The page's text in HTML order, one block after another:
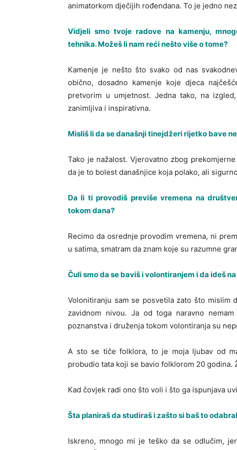
animatorkom dječijih rođendana. To je jedno
Vidjeli smo tvoje radove na kamenju,
tehnika. Možeš li nam reći nešto više o tome?
Kamenje je nešto što svako od nas
obično, dosadno kamenje koje djeca
pretvorim u umjetnost. Jedna tako, na
zanimljiva i inspirativna.
Misliš li da se današnji tinejdžeri rijetko bave
Tako je nažalost. Vjerovatno zbog
da je to bolest današnjice koja polako, ali
Da li ti provodiš previše vremena na
tokom dana?
Recimo da osrednje provodim vremena, ni
u satima, smatram da znam koje su razumne
Čuli smo da se baviš i volontiranjem i da ideš
Volonitiranju sam se posvetila zato što mislim
zavidnom nivou. Ja od toga naravno
poznanstva i druženja tokom volontiranja su
A sto se tiče folklora, to je moja ljubav od
probudio tata koji se bavio folklorom 20 godina.
Kad čovjek radi ono što voli i što ga ispunjava
Šta planiraš da studiraš i zašto si baš to
Iskreno, mnogo mi je teško da se odlučim,